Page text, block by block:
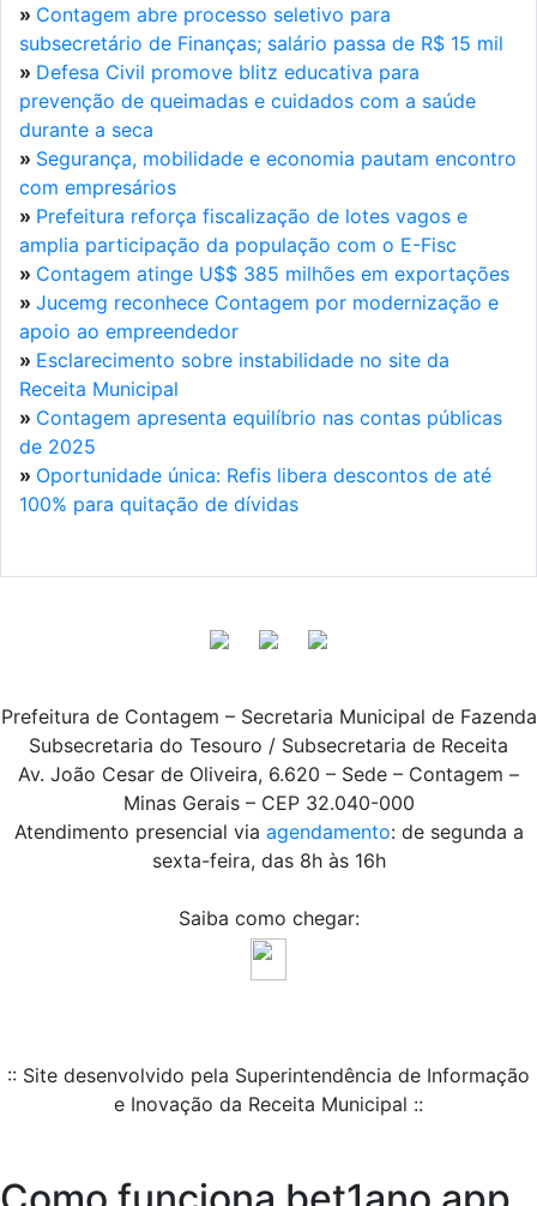
» Contagem abre processo seletivo para
subsecretário de Finanças; salário passa de R$ 15 mil
» Defesa Civil promove blitz educativa para
prevenção de queimadas e cuidados com a saúde
durante a seca
» Segurança, mobilidade e economia pautam encontro
com empresários
» Prefeitura reforça fiscalização de lotes vagos e
amplia participação da população com o E-Fisc
» Contagem atinge U$$ 385 milhões em exportações
» Jucemg reconhece Contagem por modernização e
apoio ao empreendedor
» Esclarecimento sobre instabilidade no site da
Receita Municipal
» Contagem apresenta equilíbrio nas contas públicas
de 2025
» Oportunidade única: Refis libera descontos de até
100% para quitação de dívidas
Prefeitura de Contagem – Secretaria Municipal de Fazenda
Subsecretaria do Tesouro / Subsecretaria de Receita
Av. João Cesar de Oliveira, 6.620 – Sede – Contagem –
Minas Gerais – CEP 32.040-000
Atendimento presencial via agendamento: de segunda a
sexta-feira, das 8h às 16h
Saiba como chegar:
:: Site desenvolvido pela Superintendência de Informação
e Inovação da Receita Municipal ::